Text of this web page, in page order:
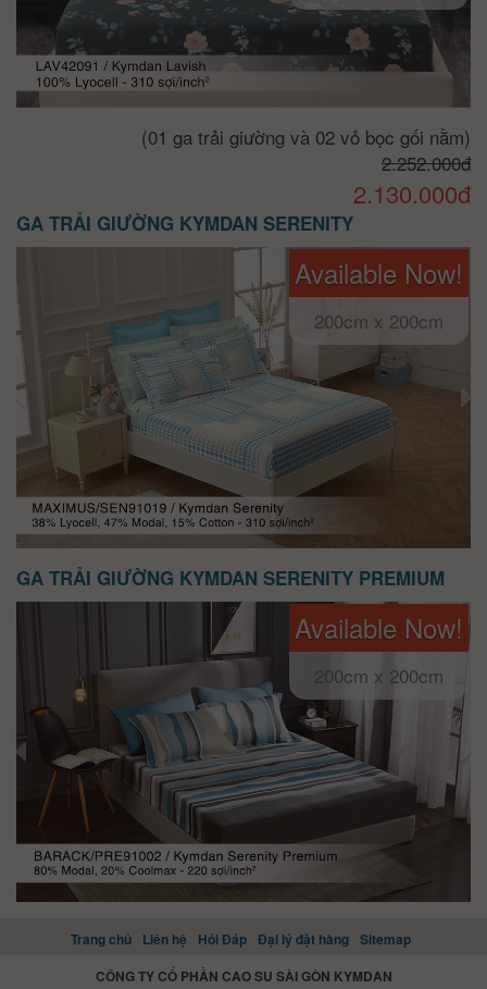
(01 ga trải giường và 02 vỏ bọc gối nằm)
2.252.000đ
2.130.000đ
GA TRẢI GIƯỜNG KYMDAN SERENITY
Available Now!
200cm x 200cm
GA TRẢI GIƯỜNG KYMDAN SERENITY PREMIUM
Available Now!
200cm x 200cm
Trang chủ Liên hệ Hỏi Đáp Đại lý đặt hàng Sitemap
CÔNG TY CỔ PHẦN CAO SU SÀI GÒN KYMDAN